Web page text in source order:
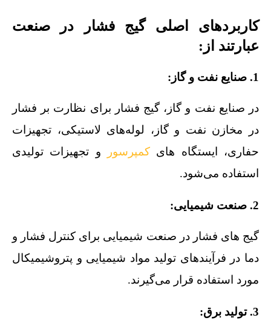
کاربردهای اصلی گیج فشار در صنعت
عبارتند از:
1. صنایع نفت و گاز:
در صنایع نفت و گاز، گیج فشار برای نظارت بر فشار
در مخازن نفت و گاز، لوله‌های لاستیکی، تجهیزات
حفاری، ایستگاه‌ های کمپرسور
و تجهیزات تولیدی
استفاده می‌شود.
2. صنعت شیمیایی:
گیج‌ های فشار در صنعت شیمیایی برای کنترل فشار و
دما در فرآیندهای تولید مواد شیمیایی و پتروشیمیکال
مورد استفاده قرار می‌گیرند.
3. تولید برق: